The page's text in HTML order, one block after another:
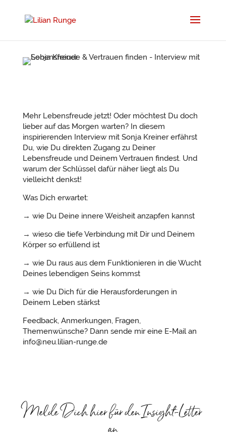
Mehr Lebensfreude jetzt! Oder möchtest Du doch
lieber auf das Morgen warten? In diesem
inspirierenden Interview mit Sonja Kreiner erfährst
Du, wie Du direkten Zugang zu Deiner
Lebensfreude und Deinem Vertrauen findest. Und
warum der Schlüssel dafür näher liegt als Du
vielleicht denkst!
Was Dich erwartet:
→ wie Du Deine innere Weisheit anzapfen kannst
→ wieso die tiefe Verbindung mit Dir und Deinem
Körper so erfüllend ist
→ wie Du raus aus dem Funktionieren in die Wucht
Deines lebendigen Seins kommst
→ wie Du Dich für die Herausforderungen in
Deinem Leben stärkst
Feedback, Anmerkungen, Fragen,
Themenwünsche? Dann sende mir eine E-Mail an
info@neu.lilian-runge.de
Melde Dich hier für den Insight-Letter
an